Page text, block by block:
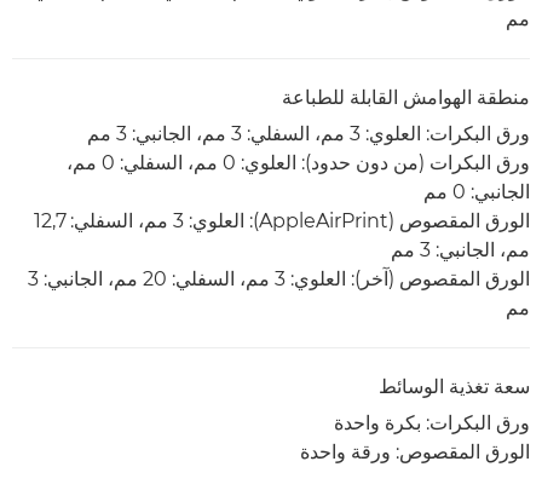
مم
منطقة الهوامش القابلة للطباعة
ورق البكرات: العلوي: 3 مم، السفلي: 3 مم، الجانبي: 3 مم
ورق البكرات (من دون حدود): العلوي: 0 مم، السفلي: 0 مم،
الجانبي: 0 مم
الورق المقصوص (AppleAirPrint): العلوي: 3 مم، السفلي: 12,7
مم، الجانبي: 3 مم
الورق المقصوص (آخر): العلوي: 3 مم، السفلي: 20 مم، الجانبي: 3
مم
سعة تغذية الوسائط
ورق البكرات: بكرة واحدة
الورق المقصوص: ورقة واحدة